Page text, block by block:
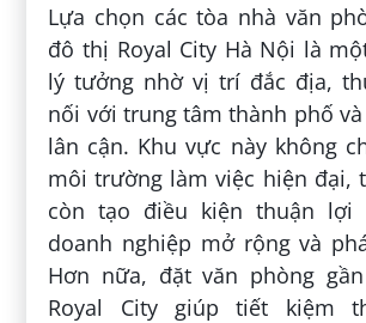
Lựa chọn các tòa nhà văn
đô thị Royal City Hà Nội là
lý tưởng nhờ vị trí đắc địa,
nối với trung tâm thành phố
lân cận. Khu vực này không
môi trường làm việc hiện đại,
còn tạo điều kiện thuận lợi
doanh nghiệp mở rộng và
Hơn nữa, đặt văn phòng
Royal City giúp tiết kiệm